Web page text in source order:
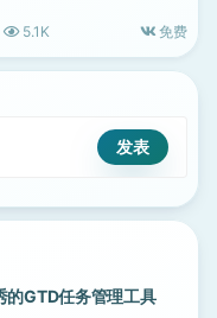
5.1K 免费
GTD任务管理工具